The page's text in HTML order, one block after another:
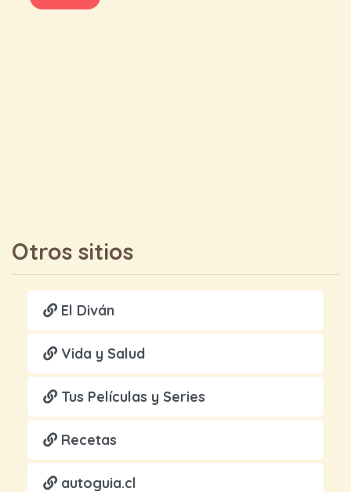
Otros sitios
El Diván
Vida y Salud
Tus Películas y Series
Recetas
autoguia.cl